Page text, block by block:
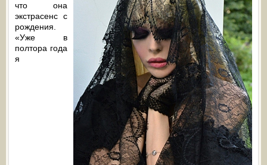
что она
экстрасенс с
рождения.
«Уже в
полтора года
я